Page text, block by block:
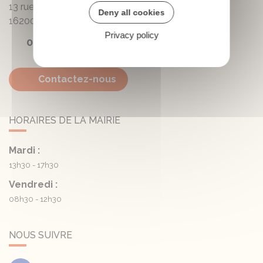
13 rue de la Mairie - Lautrait
16200
Triac-Lautrait
05 45 81 05 41
Contactez-nous
HORAIRES DE LA MAIRIE
Mardi :
13h30 - 17h30
Vendredi :
08h30 - 12h30
NOUS SUIVRE
Deny all cookies
Privacy policy